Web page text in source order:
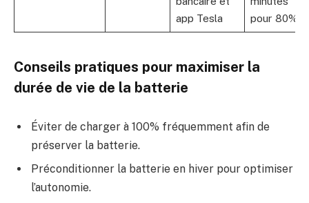
app Tesla
pour 80%
Conseils pratiques pour maximiser la
durée de vie de la batterie
Éviter de charger à 100% fréquemment afin de
préserver la batterie.
Préconditionner la batterie en hiver pour optimiser
l’autonomie.